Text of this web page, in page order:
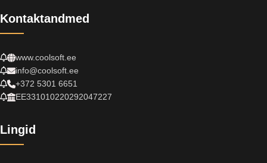
Kontaktandmed
www.coolsoft.ee
info@coolsoft.ee
+372 5301 6651
EE331010220292047227
Lingid